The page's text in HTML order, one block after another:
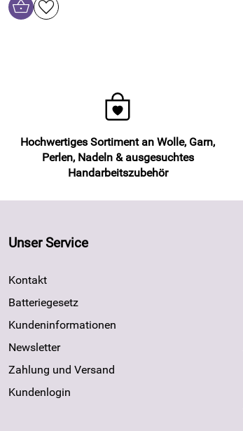
Hochwertiges Sortiment an Wolle, Garn,
Perlen, Nadeln & ausgesuchtes
Handarbeitszubehör
Unser Service
Kontakt
Batteriegesetz
Kundeninformationen
Newsletter
Zahlung und Versand
Kundenlogin